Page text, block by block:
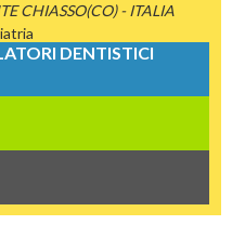
CHIASSO(CO) - ITALIA
DENTISTICI